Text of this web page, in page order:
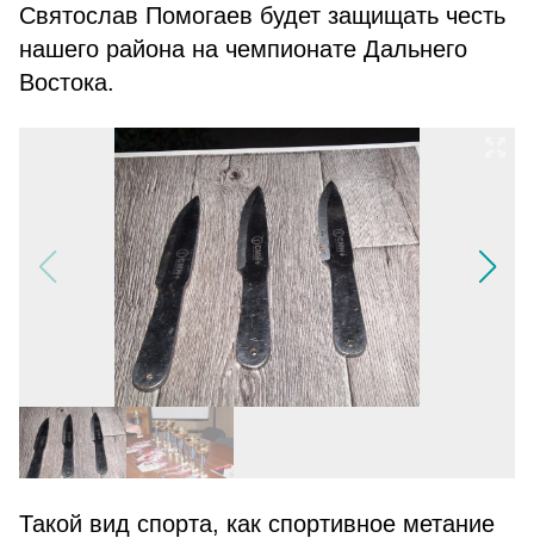
Святослав Помогаев будет защищать честь
нашего района на чемпионате Дальнего
Востока.
Такой вид спорта, как спортивное метание